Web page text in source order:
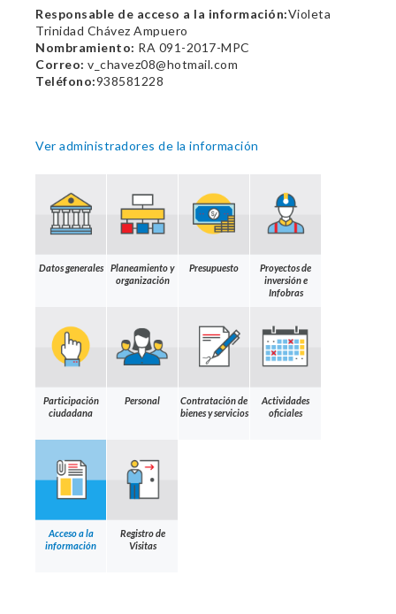
Responsable de acceso a la información:Violeta
Trinidad Chávez Ampuero
Nombramiento: RA 091-2017-MPC
Correo: v_chavez08@hotmail.com
Teléfono:938581228
Ver administradores de la información
Datos generales
Planeamiento y
organización
Presupuesto
Proyectos de
inversión e
Infobras
Participación
ciudadana
Personal
Contratación de
bienes y servicios
Actividades
oficiales
Acceso a la
información
Registro de
Visitas